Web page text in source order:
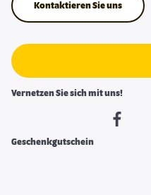
Kontaktieren Sie uns
Vernetzen Sie sich mit uns!
Geschenkgutschein